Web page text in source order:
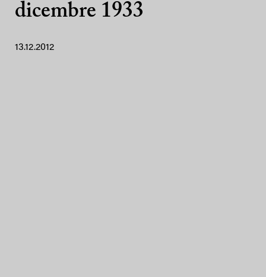
dicembre 1933
13.12.2012